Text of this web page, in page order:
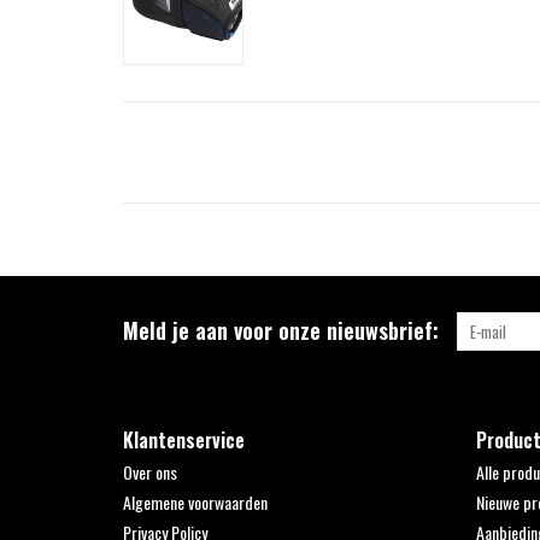
Meld je aan voor onze nieuwsbrief:
Klantenservice
Over ons
Algemene voorwaarden
Privacy Policy
Alle
Nieuwe